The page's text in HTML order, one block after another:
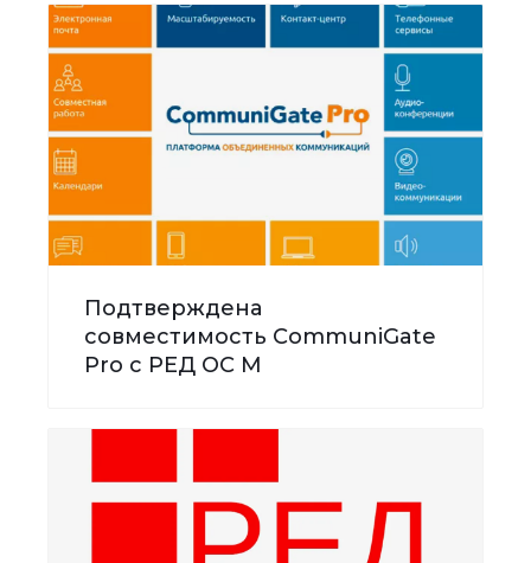
Подтверждена
совместимость CommuniGate
Pro с РЕД ОС М